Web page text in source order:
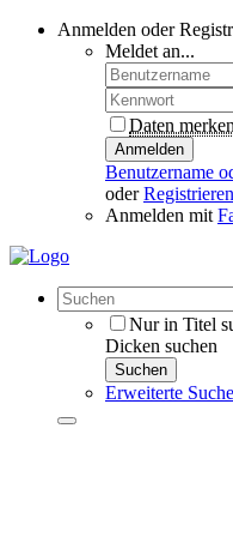
Anmelden oder
Meldet an...
Daten
Anmelden
Benutzername
oderRegistrieren
Anmelden mit
Nur in Titel
Dicken suchen
Suchen
Erweiterte Suche